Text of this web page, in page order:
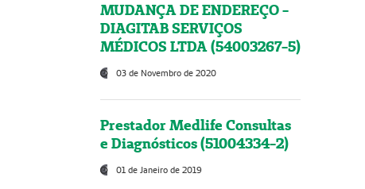
MUDANÇA DE ENDEREÇO -
DIAGITAB SERVIÇOS
MÉDICOS LTDA (54003267-5)
03 de Novembro de 2020
Prestador Medlife Consultas
e Diagnósticos (51004334-2)
01 de Janeiro de 2019